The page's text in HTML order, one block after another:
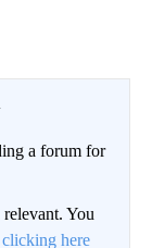
a forum for
relevant. You
clicking here